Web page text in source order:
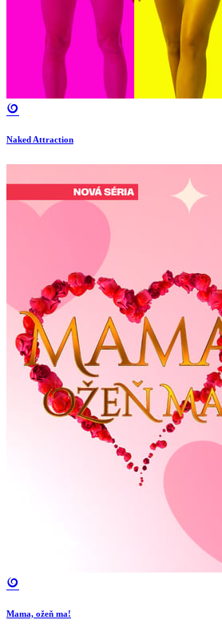
Naked Attraction
Mama, ožeň ma!